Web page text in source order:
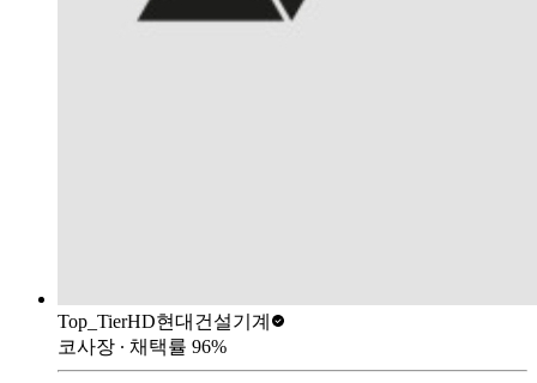
Top_TierHD현대건설기계
코사장 ∙ 채택률 96%